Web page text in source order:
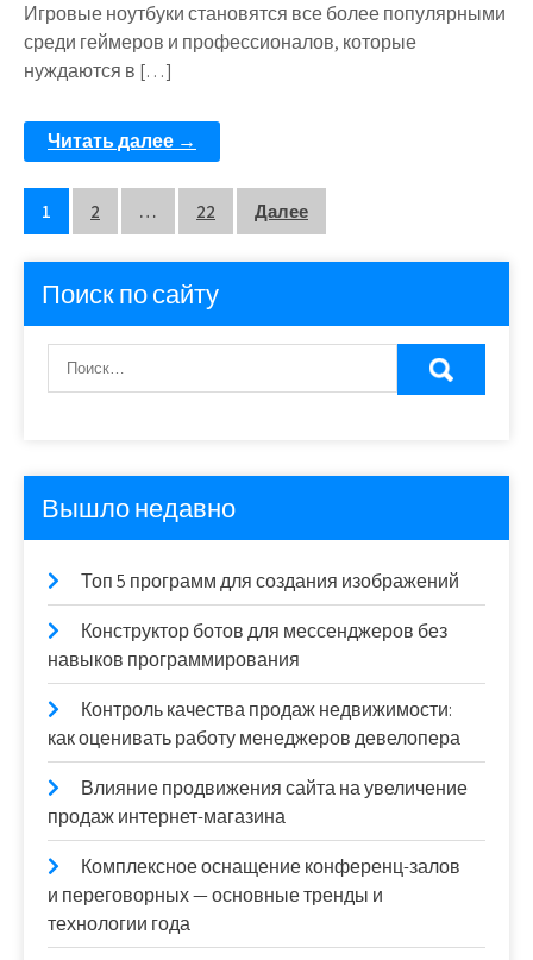
Игровые ноутбуки становятся все более популярными
среди геймеров и профессионалов, которые
нуждаются в […]
Читать далее →
Пагинация
записей
1 2 … 22 Далее
Поиск по сайту
Вышло недавно
Топ 5 программ для создания изображений
Конструктор ботов для мессенджеров без
навыков программирования
Контроль качества продаж недвижимости:
как оценивать работу менеджеров девелопера
Влияние продвижения сайта на увеличение
продаж интернет-магазина
Комплексное оснащение конференц-залов
и переговорных — основные тренды и
технологии года